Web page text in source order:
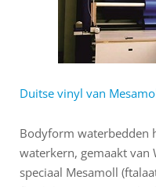
Duitse vinyl van
Bodyform waterbedden
waterkern, gemaakt van
speciaal Mesamoll